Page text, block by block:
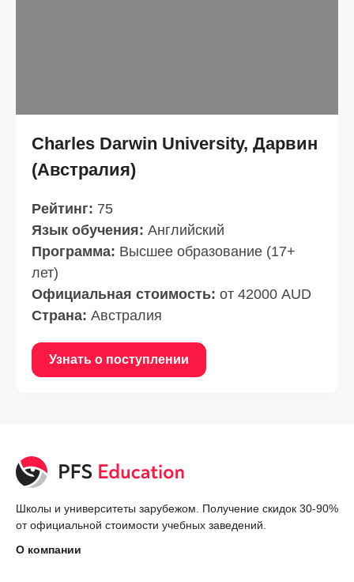
Charles Darwin University, Дарвин
(Австралия)
Рейтинг: 75
Язык обучения: Английский
Программа: Высшее образование (17+
лет)
Официальная стоимость: от 42000 AUD
Страна: Австралия
Узнать о поступлении
Школы и университеты зарубежом. Получение скидок 30-90%
от официальной стоимости учебных заведений.
О компании